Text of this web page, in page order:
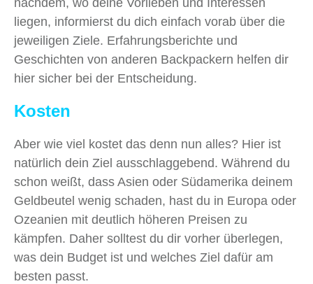
liegen, informierst du dich einfach vorab über die
jeweiligen Ziele. Erfahrungsberichte und
Geschichten von anderen Backpackern helfen dir
hier sicher bei der Entscheidung.
Kosten
Aber wie viel kostet das denn nun alles? Hier ist
natürlich dein Ziel ausschlaggebend. Während du
schon weißt, dass Asien oder Südamerika deinem
Geldbeutel wenig schaden, hast du in Europa oder
Ozeanien mit deutlich höheren Preisen zu
kämpfen. Daher solltest du dir vorher überlegen,
was dein Budget ist und welches Ziel dafür am
besten passt.